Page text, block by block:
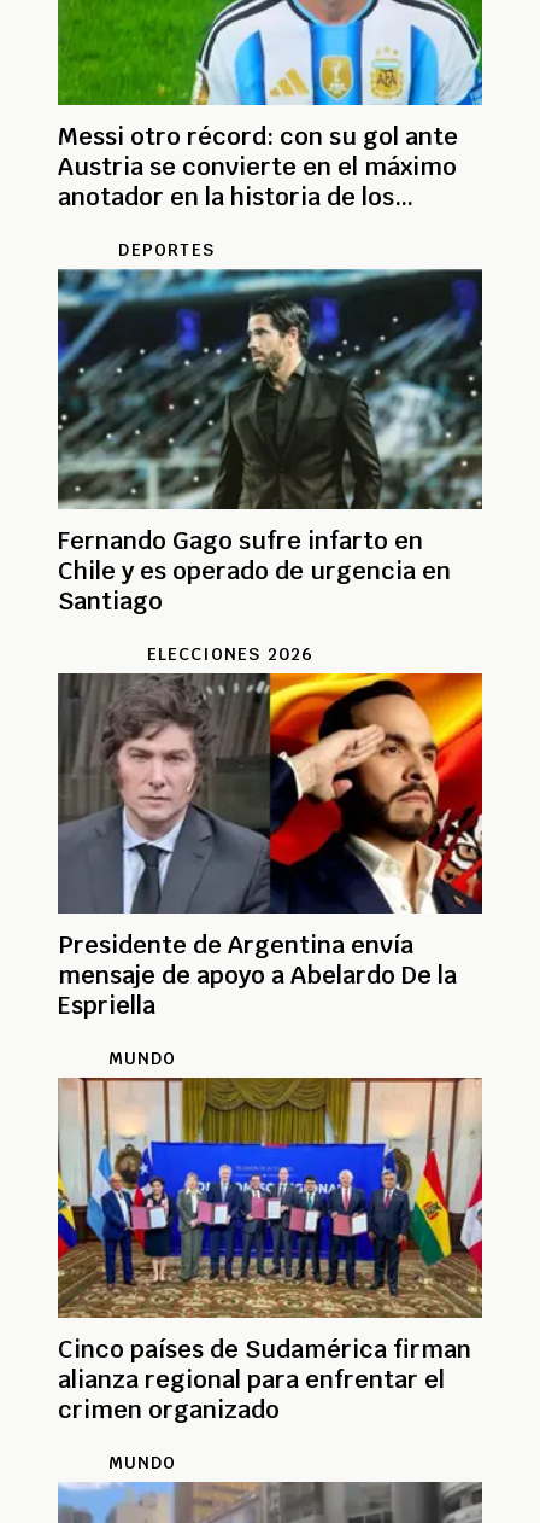
Messi otro récord: con su gol ante
Austria se convierte en el máximo
anotador en la historia de los
DEPORTES
Fernando Gago sufre infarto en
Chile y es operado de urgencia en
Santiago
ELECCIONES 2026
Presidente de Argentina envía
mensaje de apoyo a Abelardo De la
Espriella
MUNDO
Cinco países de Sudamérica firman
alianza regional para enfrentar el
crimen organizado
MUNDO